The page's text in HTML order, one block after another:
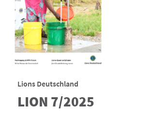
Lions Deutschland
LION 7/2025